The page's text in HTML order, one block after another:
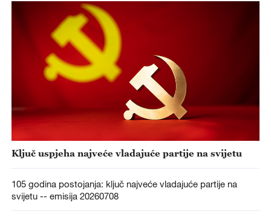
Ključ uspjeha najveće vladajuće partije na svijetu
105 godina postojanja: ključ najveće vladajuće partije na
svijetu -- emisija 20260708